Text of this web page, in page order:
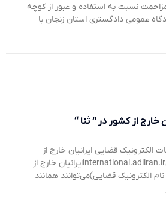
مزاحمت نسبت به استفاده و عبور از کوچه
عمومی دادگستری استان زنجان با
خارج از کشور در ” ثنا “
الکترونیک قضایی ایرانیان خارج از
کشور»به آدرس اینترنتیinternational.adliran.irایرانیان خارج از
الکترونیک قضایی)می‌توانند همانند